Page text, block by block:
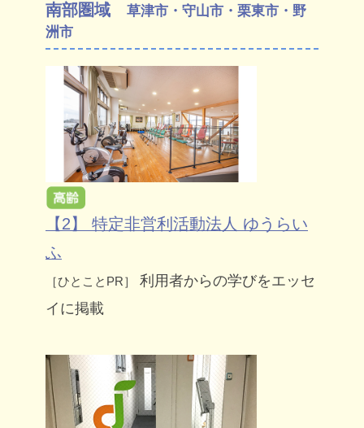
南部圏域 草津市・守山市・栗東市・野
洲市
【2】 特定非営利活動法人 ゆうらい
ふ
［ひとことPR］
利用者からの学びをエッセ
イに掲載